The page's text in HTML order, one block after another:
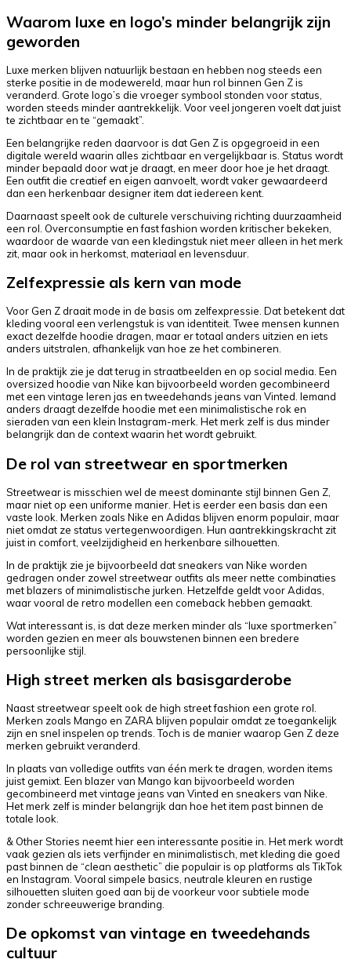
Waarom luxe en logo’s minder belangrijk zijn
geworden
Luxe merken blijven natuurlijk bestaan en hebben nog steeds een
sterke positie in de modewereld, maar hun rol binnen Gen Z is
veranderd. Grote logo’s die vroeger symbool stonden voor status,
worden steeds minder aantrekkelijk. Voor veel jongeren voelt dat juist
te zichtbaar en te “gemaakt”.
Een belangrijke reden daarvoor is dat Gen Z is opgegroeid in een
digitale wereld waarin alles zichtbaar en vergelijkbaar is. Status wordt
minder bepaald door wat je draagt, en meer door hoe je het draagt.
Een outfit die creatief en eigen aanvoelt, wordt vaker gewaardeerd
dan een herkenbaar designer item dat iedereen kent.
Daarnaast speelt ook de culturele verschuiving richting duurzaamheid
een rol. Overconsumptie en fast fashion worden kritischer bekeken,
waardoor de waarde van een kledingstuk niet meer alleen in het merk
zit, maar ook in herkomst, materiaal en levensduur.
Zelfexpressie als kern van mode
Voor Gen Z draait mode in de basis om zelfexpressie. Dat betekent dat
kleding vooral een verlengstuk is van identiteit. Twee mensen kunnen
exact dezelfde hoodie dragen, maar er totaal anders uitzien en iets
anders uitstralen, afhankelijk van hoe ze het combineren.
In de praktijk zie je dat terug in straatbeelden en op social media. Een
oversized hoodie van Nike kan bijvoorbeeld worden gecombineerd
met een vintage leren jas en tweedehands jeans van Vinted. Iemand
anders draagt dezelfde hoodie met een minimalistische rok en
sieraden van een klein Instagram-merk. Het merk zelf is dus minder
belangrijk dan de context waarin het wordt gebruikt.
De rol van streetwear en sportmerken
Streetwear is misschien wel de meest dominante stijl binnen Gen Z,
maar niet op een uniforme manier. Het is eerder een basis dan een
vaste look. Merken zoals Nike en Adidas blijven enorm populair, maar
niet omdat ze status vertegenwoordigen. Hun aantrekkingskracht zit
juist in comfort, veelzijdigheid en herkenbare silhouetten.
In de praktijk zie je bijvoorbeeld dat sneakers van Nike worden
gedragen onder zowel streetwear outfits als meer nette combinaties
met blazers of minimalistische jurken. Hetzelfde geldt voor Adidas,
waar vooral de retro modellen een comeback hebben gemaakt.
Wat interessant is, is dat deze merken minder als “luxe sportmerken”
worden gezien en meer als bouwstenen binnen een bredere
persoonlijke stijl.
High street merken als basisgarderobe
Naast streetwear speelt ook de high street fashion een grote rol.
Merken zoals Mango en ZARA blijven populair omdat ze toegankelijk
zijn en snel inspelen op trends. Toch is de manier waarop Gen Z deze
merken gebruikt veranderd.
In plaats van volledige outfits van één merk te dragen, worden items
juist gemixt. Een blazer van Mango kan bijvoorbeeld worden
gecombineerd met vintage jeans van Vinted en sneakers van Nike.
Het merk zelf is minder belangrijk dan hoe het item past binnen de
totale look.
& Other Stories neemt hier een interessante positie in. Het merk wordt
vaak gezien als iets verfijnder en minimalistisch, met kleding die goed
past binnen de “clean aesthetic” die populair is op platforms als TikTok
en Instagram. Vooral simpele basics, neutrale kleuren en rustige
silhouetten sluiten goed aan bij de voorkeur voor subtiele mode
zonder schreeuwerige branding.
De opkomst van vintage en tweedehands
cultuur